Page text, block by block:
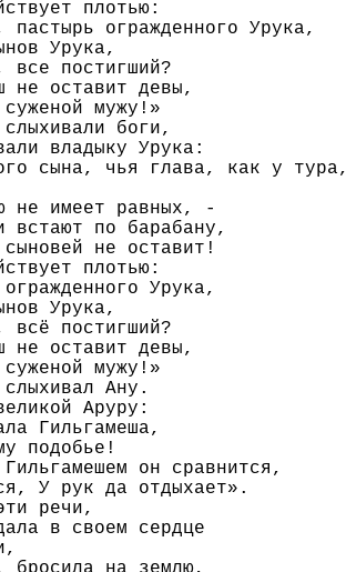
плотью:
пастырь огражденного Урука,
Урука,
все постигший?
не оставит девы,
мужу!»
боги,
владыку Урука:
сына, чья глава, как у тура,
не имеет равных, -
встают по барабану,
не оставит!
плотью:
Урука,
Урука,
всё постигший?
не оставит девы,
мужу!»
Ану.
Аруру:
Гильгамеша,
подобье!
он сравнится,
У рук да отдыхает».
речи,
в своем сердце